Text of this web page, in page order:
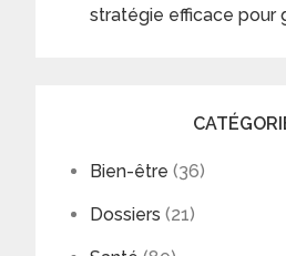
stratégie efficace pour
Bien-être (36)
Dossiers (21)